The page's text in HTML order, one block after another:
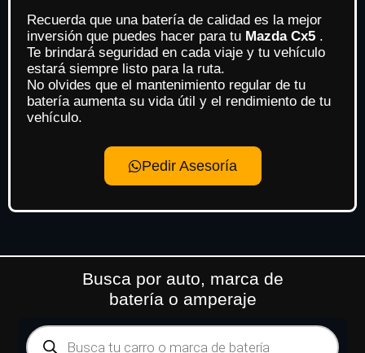
Recuerda que una batería de calidad es la mejor
inversión que puedes hacer para tu Mazda Cx5 .
Te brindará seguridad en cada viaje y tu vehículo
estará siempre listo para la ruta.
No olvides que el mantenimiento regular de tu
batería aumenta su vida útil y el rendimiento de tu
vehículo.
Pedir Asesoría
Busca por auto, marca de
batería o amperaje